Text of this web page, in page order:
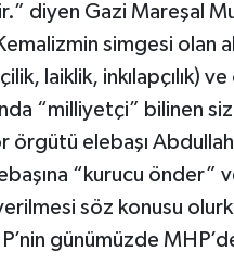
diyen Gazi Mareşal
simgesi olan
laiklik, inkılapçılık)
“milliyetçi” bilinen
örgütü elebaşı
“kurucu önder”
söz konusu
günümüzde